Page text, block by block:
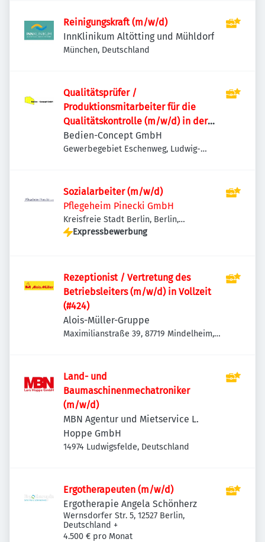
Reinigungskraft (m/w/d)
InnKlinikum Altötting und Mühldorf
München, Deutschland
Qualitätsprüfer /
Produktionsmitarbeiter für die
Qualitätskontrolle (m/w/d) in der
Lebensmittelverpackung
Bedien-Concept GmbH
Gewerbegebiet Eschenweg, Ludwig-
Sozialarbeiter (m/w/d)
Pflegeheim Pinecki GmbH
Kreisfreie Stadt Berlin, Berlin,
Deutschland
Expressbewerbung
Rezeptionist / Vertretung des
Betriebsleiters (m/w/d) in Vollzeit
(#424)
Alois-Müller-Gruppe
Maximilianstraße 39, 87719 Mindelheim,
Land- und
Baumaschinenmechatroniker
(m/w/d)
MBN Agentur und Mietservice L.
Hoppe GmbH
14974 Ludwigsfelde, Deutschland
Ergotherapeuten (m/w/d)
Ergotherapie Angela Schönherz
Wernsdorfer Str. 5, 12527 Berlin,
Deutschland +
4.500 € pro Monat